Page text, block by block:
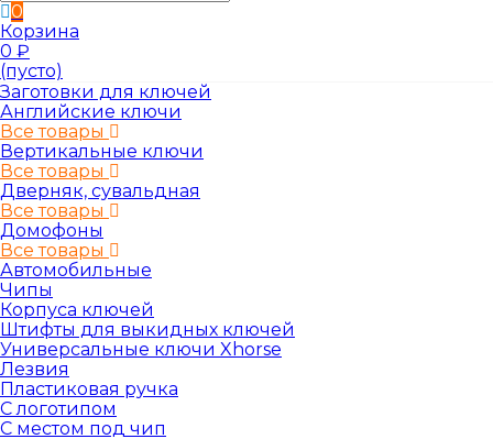
0
Корзина
0 ₽
(пусто)
Заготовки для ключей
Английские ключи
Все товары
Вертикальные ключи
Все товары
Дверняк, сувальдная
Все товары
Домофоны
Все товары
Автомобильные
Чипы
Корпуса ключей
Штифты для выкидных ключей
Универсальные ключи Xhorse
Лезвия
Пластиковая ручка
С логотипом
С местом под чип